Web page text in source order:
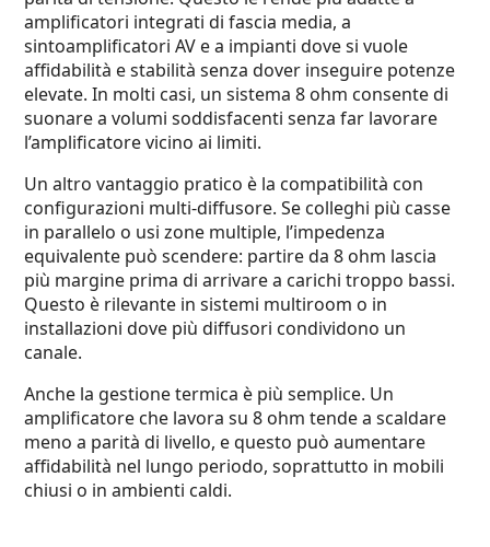
amplificatori integrati di fascia media, a
sintoamplificatori AV e a impianti dove si vuole
affidabilità e stabilità senza dover inseguire potenze
elevate. In molti casi, un sistema 8 ohm consente di
suonare a volumi soddisfacenti senza far lavorare
l’amplificatore vicino ai limiti.
Un altro vantaggio pratico è la compatibilità con
configurazioni multi-diffusore. Se colleghi più casse
in parallelo o usi zone multiple, l’impedenza
equivalente può scendere: partire da 8 ohm lascia
più margine prima di arrivare a carichi troppo bassi.
Questo è rilevante in sistemi multiroom o in
installazioni dove più diffusori condividono un
canale.
Anche la gestione termica è più semplice. Un
amplificatore che lavora su 8 ohm tende a scaldare
meno a parità di livello, e questo può aumentare
affidabilità nel lungo periodo, soprattutto in mobili
chiusi o in ambienti caldi.